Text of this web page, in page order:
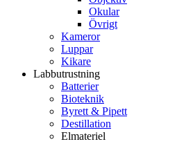
Okular
Övrigt
Kameror
Luppar
Kikare
Labbutrustning
Batterier
Bioteknik
Byrett & Pipett
Destillation
Elmateriel